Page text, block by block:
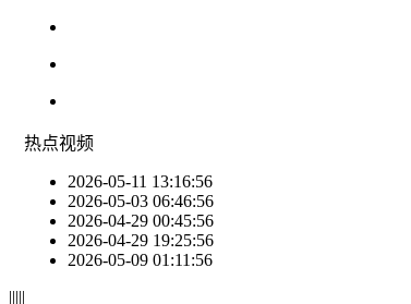
热点视频
2026-05-11 13:16:56
2026-05-03 06:46:56
2026-04-29 00:45:56
2026-04-29 19:25:56
2026-05-09 01:11:56
|||||